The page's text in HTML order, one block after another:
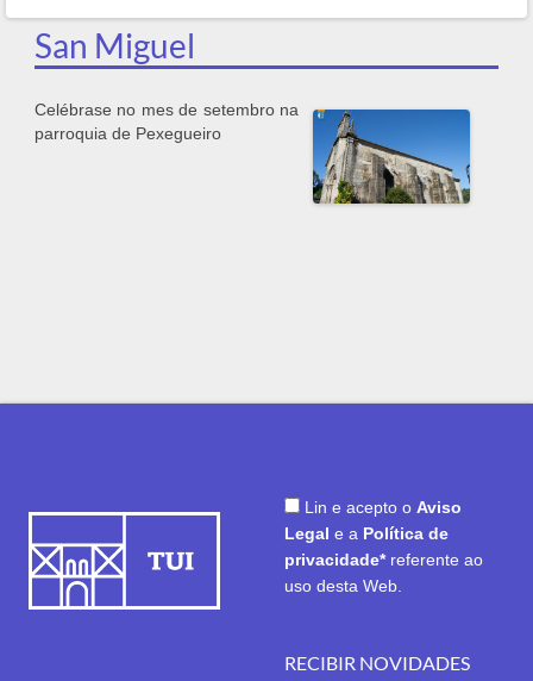
San Miguel
Celébrase no mes de setembro na
parroquia de Pexegueiro
Lin e acepto o Aviso
Legal e a Política de
privacidade* referente ao
uso desta Web.
RECIBIR NOVIDADES